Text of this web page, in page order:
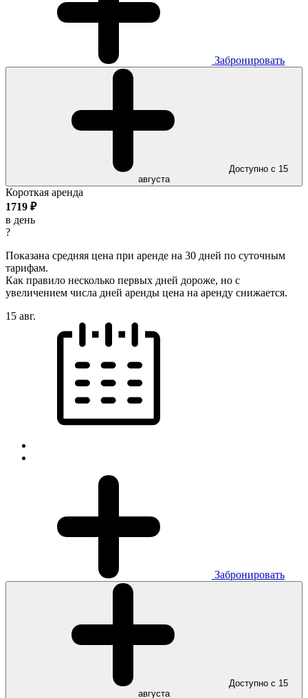
Забронировать
Доступно с 15
августа
Короткая аренда
1719 ₽
в день
?
Показана средняя цена при аренде на 30 дней по суточным
тарифам.
Как правило несколько первых дней дороже, но с
увеличением числа дней аренды цена на аренду снижается.
15 авг.
Забронировать
Доступно с 15
августа